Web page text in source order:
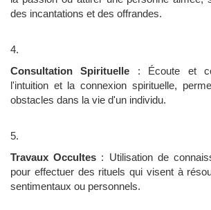
des incantations et des offrandes.
Consultation Spirituelle : Écoute et
l'intuition et la connexion spirituelle,
obstacles dans la vie d'un individu.
Travaux Occultes : Utilisation de
pour effectuer des rituels qui visent à
sentimentaux ou personnels.